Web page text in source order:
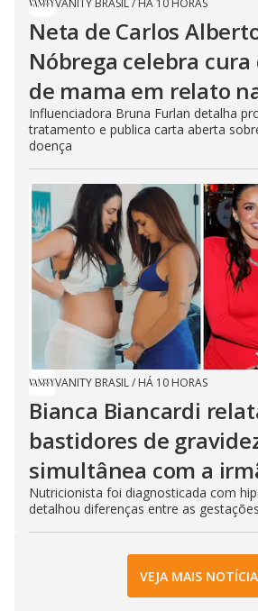
VANITY BRASIL/ HÁ 10 HORAS
Neta de Carlos
Nóbrega celebra cura
de mama em relato
Influenciadora Bruna Furlan detalha
tratamento e publica carta aberta
doença
VANITY BRASIL/ HÁ 10 HORAS
Bianca Biancardi
bastidores de
simultânea com a
Nutricionista foi diagnosticada com
detalhou diferenças entre as
VEJA MAIS